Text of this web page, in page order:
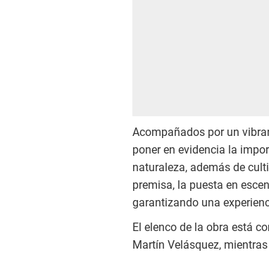
Acompañados por un
poner en evidencia la
naturaleza, además de
premisa, la puesta en
garantizando una
El elenco de la obra está
Martín Velásquez,